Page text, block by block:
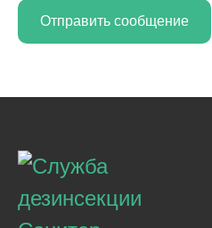
Отправить сообщение